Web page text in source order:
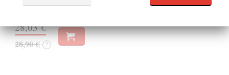
Na sklade ?
28,03 €
28,90 € ?